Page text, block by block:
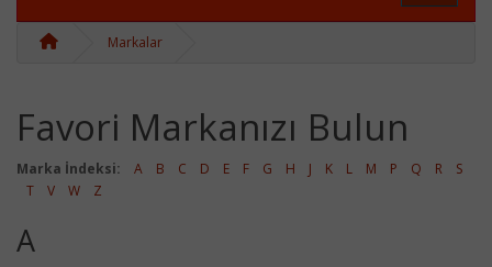
Markalar
Favori Markanızı Bulun
Marka İndeksi: A B C D E F G H J K L M P Q R
S
T
V W Z
A